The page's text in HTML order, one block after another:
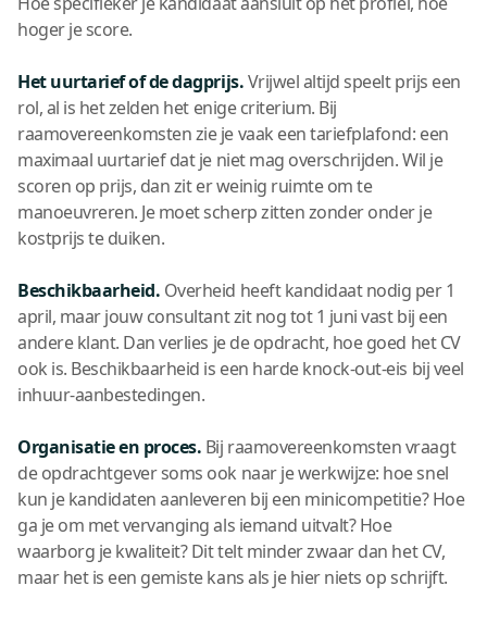
hoger je score.
Het uurtarief of de dagprijs.Vrijwel altijd speelt prijs een
rol, al is het zelden het enige criterium. Bij
raamovereenkomsten zie je vaak een tariefplafond: een
maximaal uurtarief dat je niet mag overschrijden. Wil je
scoren op prijs, dan zit er weinig ruimte om te
manoeuvreren. Je moet scherp zitten zonder onder je
kostprijs te duiken.
Beschikbaarheid. Overheid heeft kandidaat nodig per 1
april, maar jouw consultant zit nog tot 1 juni vast bij een
andere klant. Dan verlies je de opdracht, hoe goed het CV
ook is. Beschikbaarheid is een harde knock-out-eis bij veel
inhuur-aanbestedingen.
Organisatie en proces. Bij raamovereenkomsten vraagt
de opdrachtgever soms ook naar je werkwijze: hoe snel
kun je kandidaten aanleveren bij een minicompetitie? Hoe
ga je om met vervanging als iemand uitvalt? Hoe
waarborg je kwaliteit? Dit telt minder zwaar dan het CV,
maar het is een gemiste kans als je hier niets op schrijft.